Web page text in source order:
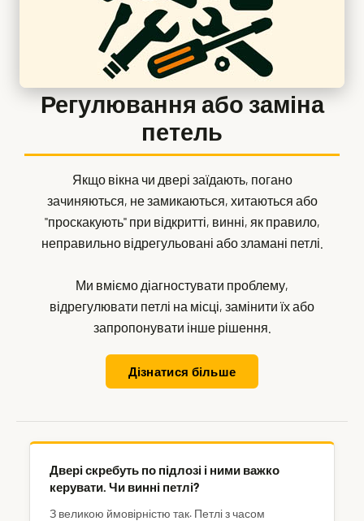
Регулювання або заміна
петель
Якщо вікна чи двері заїдають, погано
зачиняються, не замикаються, хитаються або
"проскакують" при відкритті, винні, як правило,
неправильно відрегульовані або зламані петлі.
Ми вміємо діагностувати проблему,
відрегулювати петлі на місці, замінити їх або
запропонувати інше рішення.
Дізнатися більше
Двері скребуть по підлозі і ними важко
керувати. Чи винні петлі?
З великою ймовірністю так. Петлі з часом